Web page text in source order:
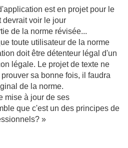
est en projet pour le
devrait voir le jour
de la norme révisée...
toute utilisateur de la norme
doit être détenteur légal d'un
légale. Le projet de texte ne
sa bonne fois, il faudra
de la norme.
mise à jour de ses
que c'est un des principes de
»